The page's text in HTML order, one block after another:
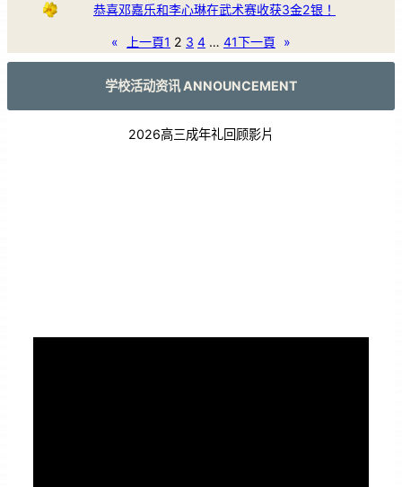
恭喜邓嘉乐和李心琳在武术赛收获3金2银！
« 上一頁1 2 3 4 … 41下一頁 »
学校活动资讯 ANNOUNCEMENT
2026高三成年礼回顾影片